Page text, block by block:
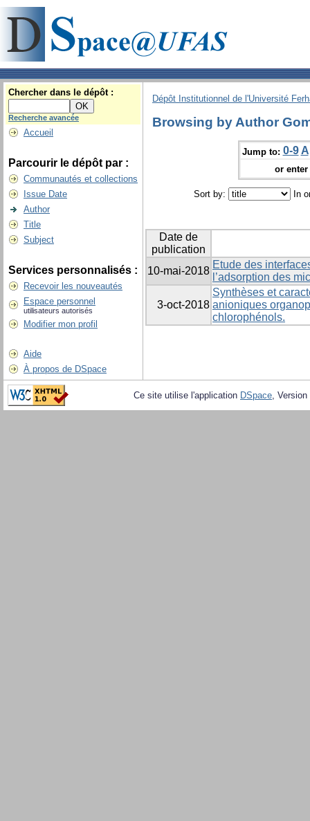
Chercher dans le dépôt :
Recherche avancée
Accueil
Parcourir le dépôt par :
Communautés et collections
Issue Date
Author
Title
Subject
Services personnalisés :
Recevoir les nouveautés
Espace personnel
utilisateurs autorisés
Modifier mon profil
Aide
À propos de DSpace
Dépôt Institutionnel de l'Université
Browsing by Author
Jump to: 0-9 A
or
Sort by: In
Date de
publication
10-mai-2018
Etude des
l’adsorption des
3-oct-2018
Synthèses et
anioniques
chlorophénols.
Ce site utilise l'application DSpace,